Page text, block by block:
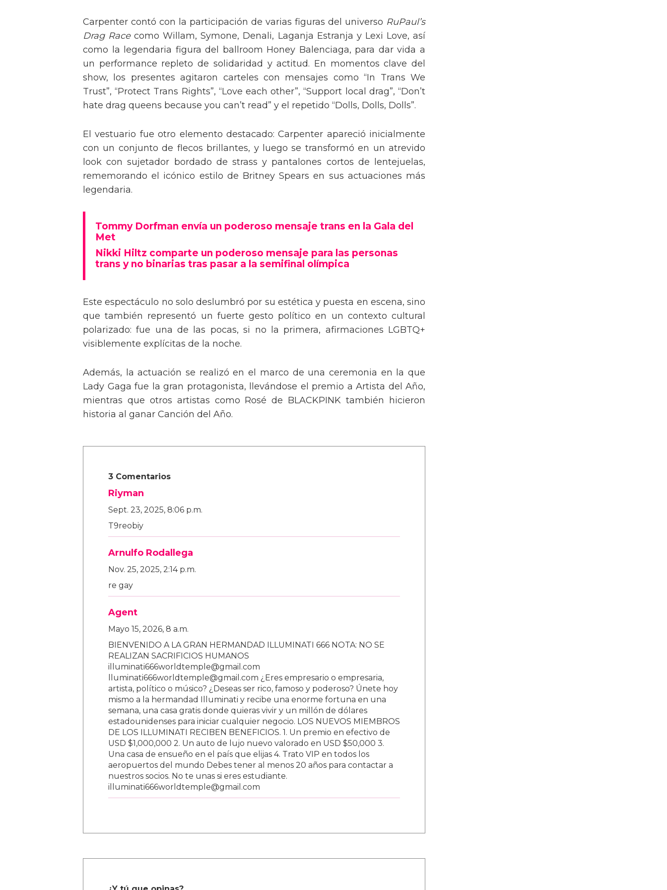
Carpenter contó con la participación de varias figuras del universo RuPaul’s
Drag Racecomo Willam, Symone, Denali, Laganja Estranja y Lexi Love, así
como la legendaria figura del ballroom Honey Balenciaga, para dar vida a
un performance repleto de solidaridad y actitud. En momentos clave del
show, los presentes agitaron carteles con mensajes como “In Trans We
Trust”, “Protect Trans Rights”, “Love each other”, “Support local drag”, “Don’t
hate drag queens because you can’t read” y el repetido “Dolls, Dolls, Dolls”.
El vestuario fue otro elemento destacado: Carpenter apareció inicialmente
con un conjunto de flecos brillantes, y luego se transformó en un atrevido
look con sujetador bordado de strass y pantalones cortos de lentejuelas,
rememorando el icónico estilo de Britney Spears en sus actuaciones más
legendaria.
Tommy Dorfman envía un poderoso mensaje trans en la Gala del
Met
Nikki Hiltz comparte un poderoso mensaje para las personas
trans y no binarias tras pasar a la semifinal olímpica
Este espectáculo no solo deslumbró por su estética y puesta en escena, sino
que también representó un fuerte gesto político en un contexto cultural
polarizado: fue una de las pocas, si no la primera, afirmaciones LGBTQ+
visiblemente explícitas de la noche.
Además, la actuación se realizó en el marco de una ceremonia en la que
Lady Gaga fue la gran protagonista, llevándose el premio a Artista del Año,
mientras que otros artistas como Rosé de BLACKPINK también hicieron
historia al ganar Canción del Año.
3 Comentarios
Riyman
Sept. 23, 2025, 8:06 p.m.
T9reobiy
Arnulfo Rodallega
Nov. 25, 2025, 2:14 p.m.
re gay
Agent
Mayo 15, 2026, 8 a.m.
BIENVENIDO A LA GRAN HERMANDAD ILLUMINATI 666 NOTA: NO SE
REALIZAN SACRIFICIOS HUMANOS
illuminati666worldtemple@gmail.com
lluminati666worldtemple@gmail.com ¿Eres empresario o empresaria,
artista, político o músico? ¿Deseas ser rico, famoso y poderoso? Únete hoy
mismo a la hermandad Illuminati y recibe una enorme fortuna en una
semana, una casa gratis donde quieras vivir y un millón de dólares
estadounidenses para iniciar cualquier negocio. LOS NUEVOS MIEMBROS
DE LOS ILLUMINATI RECIBEN BENEFICIOS. 1. Un premio en efectivo de
USD $1,000,000 2. Un auto de lujo nuevo valorado en USD $50,000 3.
Una casa de ensueño en el país que elijas 4. Trato VIP en todos los
aeropuertos del mundo Debes tener al menos 20 años para contactar a
nuestros socios. No te unas si eres estudiante.
illuminati666worldtemple@gmail.com